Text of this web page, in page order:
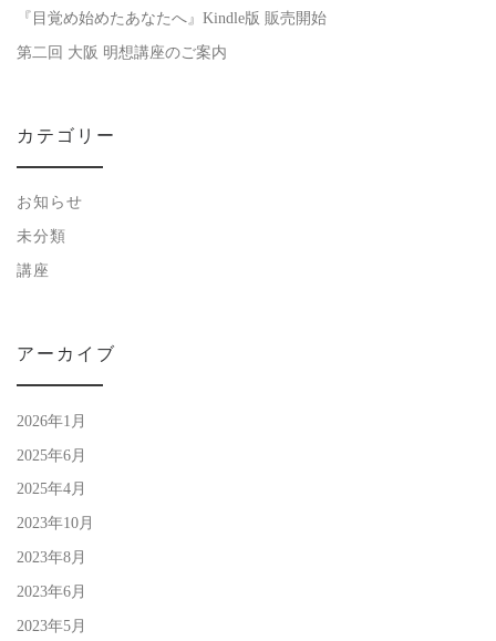
『目覚め始めたあなたへ』Kindle版 販売開始
第二回 大阪 明想講座のご案内
カテゴリー
お知らせ
未分類
講座
アーカイブ
2026年1月
2025年6月
2025年4月
2023年10月
2023年8月
2023年6月
2023年5月